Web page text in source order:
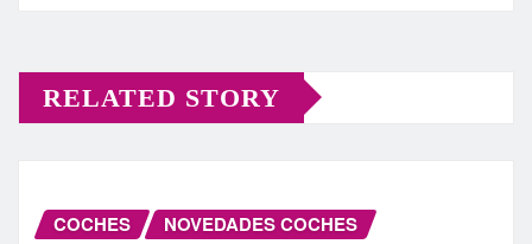
RELATED STORY
COCHES
NOVEDADES COCHES